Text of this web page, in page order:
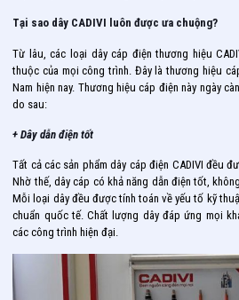
Tại sao dây CADIVI luôn được ưa chuộng?
Từ lâu, các loại dây cáp điện thương hiệu
thuộc của mọi công trình. Đây là thương hiệu
Nam hiện nay. Thương hiệu cáp điện này ngày
do sau:
+ Dây dẫn điện tốt
Tất cả các sản phẩm dây cáp điện CADIVI đều
Nhờ thế, dây cáp có khả năng dẫn điện tốt,
Mỗi loại dây đều được tính toán về yếu tố kỹ
chuẩn quốc tế. Chất lượng dây đáp ứng mọi
các công trình hiện đại.